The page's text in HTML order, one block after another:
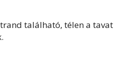
található, télen a tavat